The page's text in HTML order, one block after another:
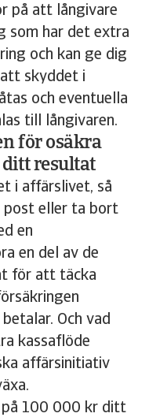
på att långivare
som har det extra
och kan ge dig
skyddet i
och eventuella
till långivaren.
för osäkra
resultat
i affärslivet, så
post eller ta bort
en
en del av de
för att täcka
Och vad
kassaflöde
affärsinitiativ
på 100 000 kr ditt